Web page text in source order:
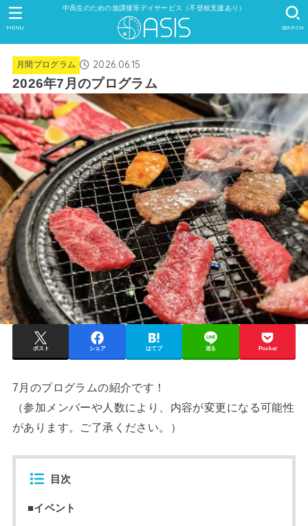
中高生のための放課後等デイサービス（不登校支援あり）
SEARCH
MENU
月間プログラム 2026.06.15
2026年7月のプログラム
ポスト シェア はてブ 送る Pocket
7月のプログラムの紹介です！
（参加メンバーや人数により、内容が変更になる可能性
があります。ご了承ください。）
目次
■イベント